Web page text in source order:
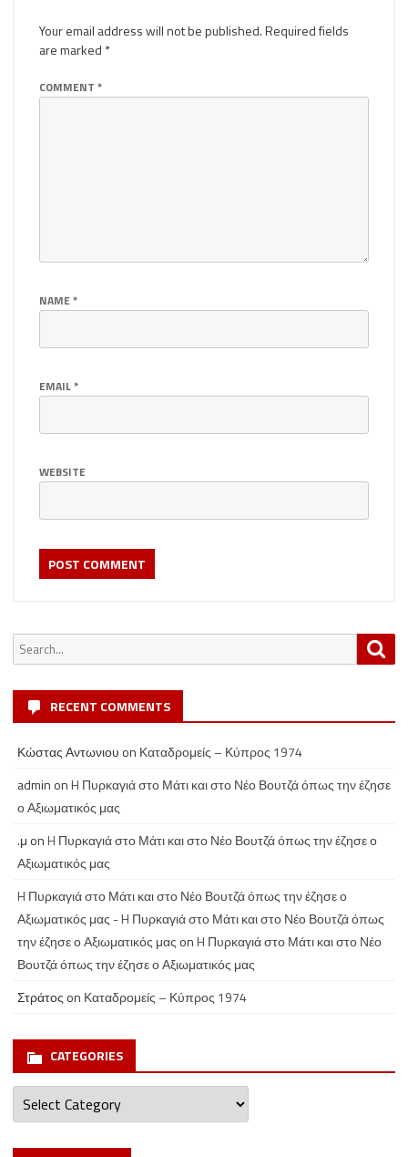
Your email address will not be published.Required fields
are marked *
COMMENT *
NAME*
EMAIL*
WEBSITE
Search
for:
RECENT COMMENTS
Κώστας Αντωνιου on Καταδρομείς – Κύπρος 1974
admin onH Πυρκαγιά στο Μάτι και στο Νέο Βουτζά όπως την έζησε
ο Αξιωματικός μας
.μ onH Πυρκαγιά στο Μάτι και στο Νέο Βουτζά όπως την έζησε ο
Αξιωματικός μας
H Πυρκαγιά στο Μάτι και στο Νέο Βουτζά όπως την έζησε ο
Αξιωματικός μας - H Πυρκαγιά στο Μάτι και στο Νέο Βουτζά όπως
την έζησε ο Αξιωματικός μαςonH Πυρκαγιά στο Μάτι και στο Νέο
Βουτζά όπως την έζησε ο Αξιωματικός μας
Στράτοςon Καταδρομείς – Κύπρος 1974
CATEGORIES
Categories